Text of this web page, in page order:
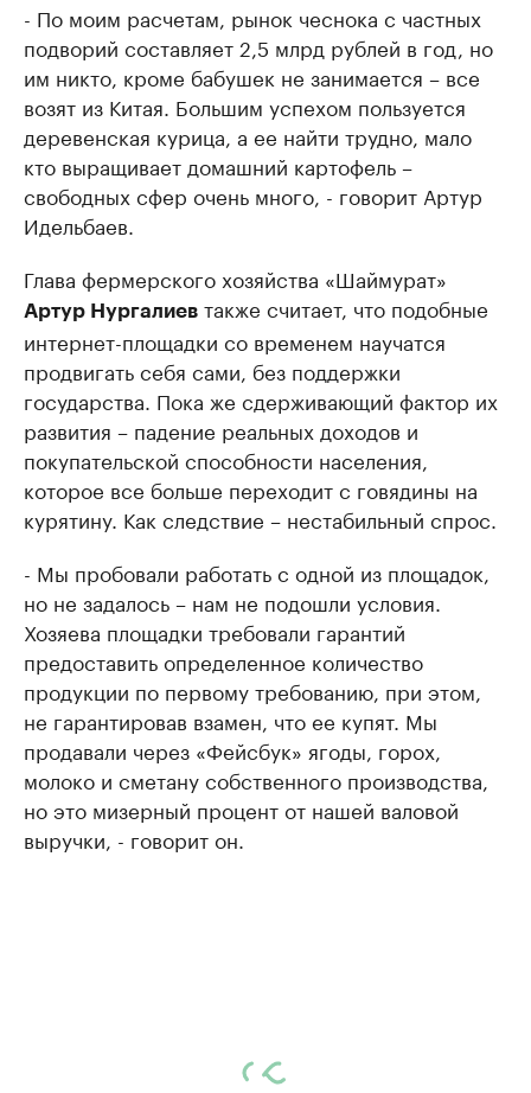
- По моим расчетам, рынок чеснока с частных
подворий составляет 2,5 млрд рублей в год, но
им никто, кроме бабушек не занимается – все
возят из Китая. Большим успехом пользуется
деревенская курица, а ее найти трудно, мало
кто выращивает домашний картофель –
свободных сфер очень много, - говорит Артур
Идельбаев.
Глава фермерского хозяйства «Шаймурат»
Артур Нургалиев также считает, что подобные
интернет-площадки со временем научатся
продвигать себя сами, без поддержки
государства. Пока же сдерживающий фактор их
развития – падение реальных доходов и
покупательской способности населения,
которое все больше переходит с говядины на
курятину. Как следствие – нестабильный спрос.
- Мы пробовали работать с одной из площадок,
но не задалось – нам не подошли условия.
Хозяева площадки требовали гарантий
предоставить определенное количество
продукции по первому требованию, при этом,
не гарантировав взамен, что ее купят. Мы
продавали через «Фейсбук» ягоды, горох,
молоко и сметану собственного производства,
но это мизерный процент от нашей валовой
выручки, - говорит он.